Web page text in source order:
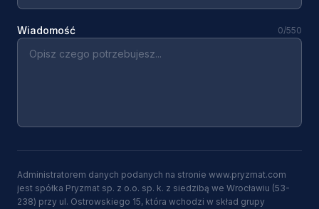
Wiadomość 0/550
Administratorem danych podanych na stronie www.pryzmat.com
jest spółka Pryzmat sp. z o.o. sp. k. z siedzibą we Wrocławiu (53-
238) przy ul. Ostrowskiego 15, która wchodzi w skład grupy